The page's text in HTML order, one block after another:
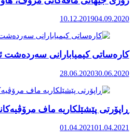
10.12.201904.09.2020
کارەساتی کیمیابارانی سەردەشت
28.06.202030.06.2020
ڕاپۆرتی پێشێلکاریە ماف مرۆڤیەکانی مانگی مارسی
01.04.202101.04.2021